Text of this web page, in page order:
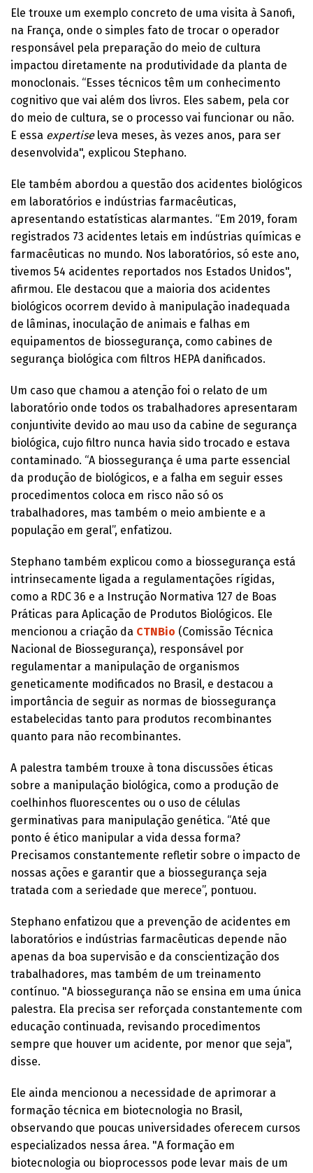
Ele trouxe um exemplo concreto de uma visita à Sanofi,
na França, onde o simples fato de trocar o operador
responsável pela preparação do meio de cultura
impactou diretamente na produtividade da planta de
monoclonais. “Esses técnicos têm um conhecimento
cognitivo que vai além dos livros. Eles sabem, pela cor
do meio de cultura, se o processo vai funcionar ou não.
E essa expertise leva meses, às vezes anos, para ser
desenvolvida", explicou Stephano.
Ele também abordou a questão dos acidentes biológicos
em laboratórios e indústrias farmacêuticas,
apresentando estatísticas alarmantes. “Em 2019, foram
registrados 73 acidentes letais em indústrias químicas e
farmacêuticas no mundo. Nos laboratórios, só este ano,
tivemos 54 acidentes reportados nos Estados Unidos",
afirmou. Ele destacou que a maioria dos acidentes
biológicos ocorrem devido à manipulação inadequada
de lâminas, inoculação de animais e falhas em
equipamentos de biossegurança, como cabines de
segurança biológica com filtros HEPA danificados.
Um caso que chamou a atenção foi o relato de um
laboratório onde todos os trabalhadores apresentaram
conjuntivite devido ao mau uso da cabine de segurança
biológica, cujo filtro nunca havia sido trocado e estava
contaminado. “A biossegurança é uma parte essencial
da produção de biológicos, e a falha em seguir esses
procedimentos coloca em risco não só os
trabalhadores, mas também o meio ambiente e a
população em geral”, enfatizou.
Stephano também explicou como a biossegurança está
intrinsecamente ligada a regulamentações rígidas,
como a RDC 36 e a Instrução Normativa 127 de Boas
Práticas para Aplicação de Produtos Biológicos. Ele
mencionou a criação da CTNBio (Comissão Técnica
Nacional de Biossegurança), responsável por
regulamentar a manipulação de organismos
geneticamente modificados no Brasil, e destacou a
importância de seguir as normas de biossegurança
estabelecidas tanto para produtos recombinantes
quanto para não recombinantes.
A palestra também trouxe à tona discussões éticas
sobre a manipulação biológica, como a produção de
coelhinhos fluorescentes ou o uso de células
germinativas para manipulação genética. “Até que
ponto é ético manipular a vida dessa forma?
Precisamos constantemente refletir sobre o impacto de
nossas ações e garantir que a biossegurança seja
tratada com a seriedade que merece”, pontuou.
Stephano enfatizou que a prevenção de acidentes em
laboratórios e indústrias farmacêuticas depende não
apenas da boa supervisão e da conscientização dos
trabalhadores, mas também de um treinamento
contínuo. "A biossegurança não se ensina em uma única
palestra. Ela precisa ser reforçada constantemente com
educação continuada, revisando procedimentos
sempre que houver um acidente, por menor que seja",
disse.
Ele ainda mencionou a necessidade de aprimorar a
formação técnica em biotecnologia no Brasil,
observando que poucas universidades oferecem cursos
especializados nessa área. "A formação em
biotecnologia ou bioprocessos pode levar mais de um